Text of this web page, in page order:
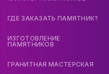
ГДЕ ЗАКАЗАТЬ ПАМЯТНИК?
ИЗГОТОВЛЕНИЕ
ПАМЯТНИКОВ
ГРАНИТНАЯ МАСТЕРСКАЯ